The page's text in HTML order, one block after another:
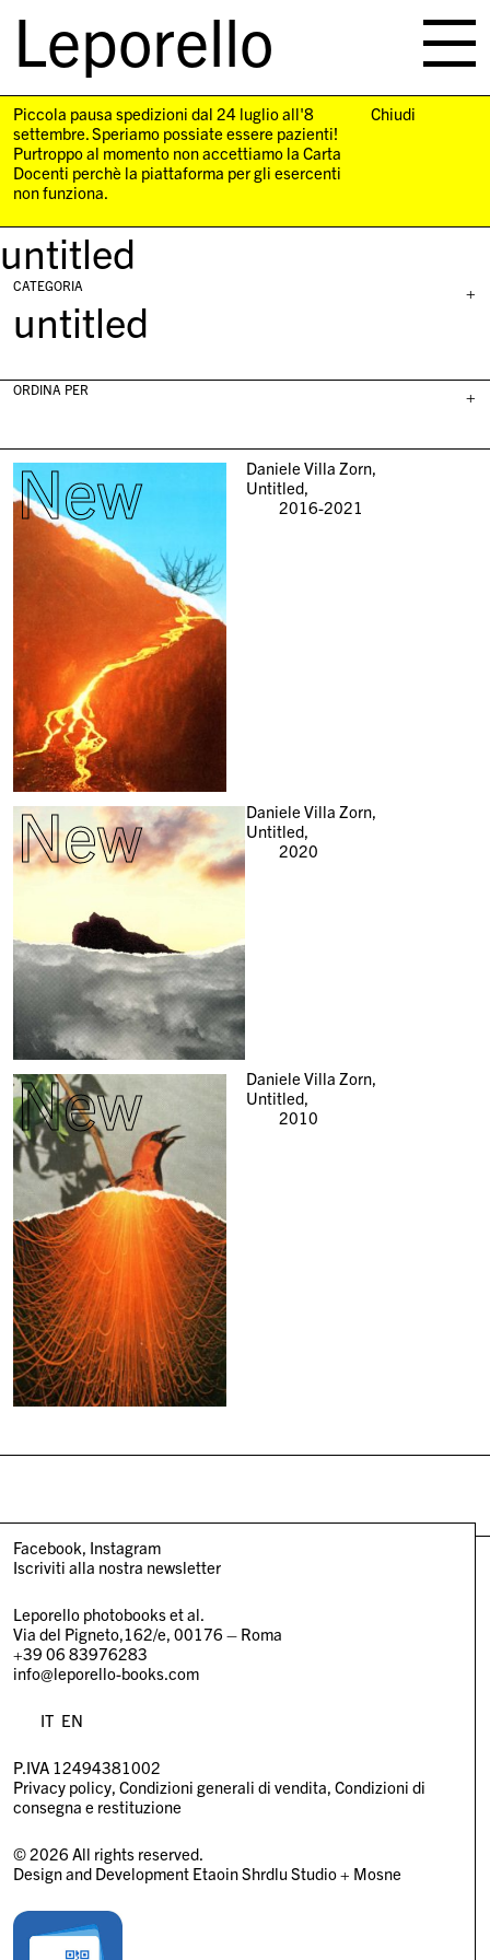
Leporello
navigation
Piccola pausa spedizioni dal 24 luglio all'8
settembre. Speriamo possiate essere pazienti!
Purtroppo al momento non accettiamo la Carta
Docenti perchè la piattaforma per gli esercenti
non funziona.
Chiudi
untitled
+
CATEGORIA
untitled
+
ORDINA PER
New
Daniele Villa Zorn,
Untitled,
2016-2021
New
Daniele Villa Zorn,
Untitled,
2020
New
Daniele Villa Zorn,
Untitled,
2010
Facebook Instagram
Iscriviti alla nostra newsletter
Leporello photobooks et al.
Via del Pigneto,162/e, 00176 – Roma
+39 06 83976283
info@leporello-books.com
IT EN
P.IVA 12494381002
Privacy policy Condizioni generali di vendita Condizioni di
consegna e restituzione
© 2026 All rights reserved.
Design and Development Etaoin Shrdlu Studio+ Mosne